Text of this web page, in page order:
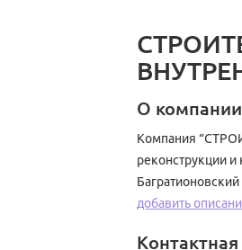
О компании
Компания
реконструкции
добавить